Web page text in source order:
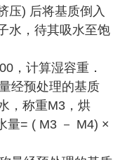
压) 后将基质倒入
水，待其吸水至饱
，计算湿容重．
经预处理的基质
，称重M3，烘
量= ( M3 － M4) ×